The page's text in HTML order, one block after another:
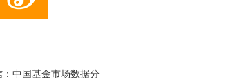
：中国基金市场数据分